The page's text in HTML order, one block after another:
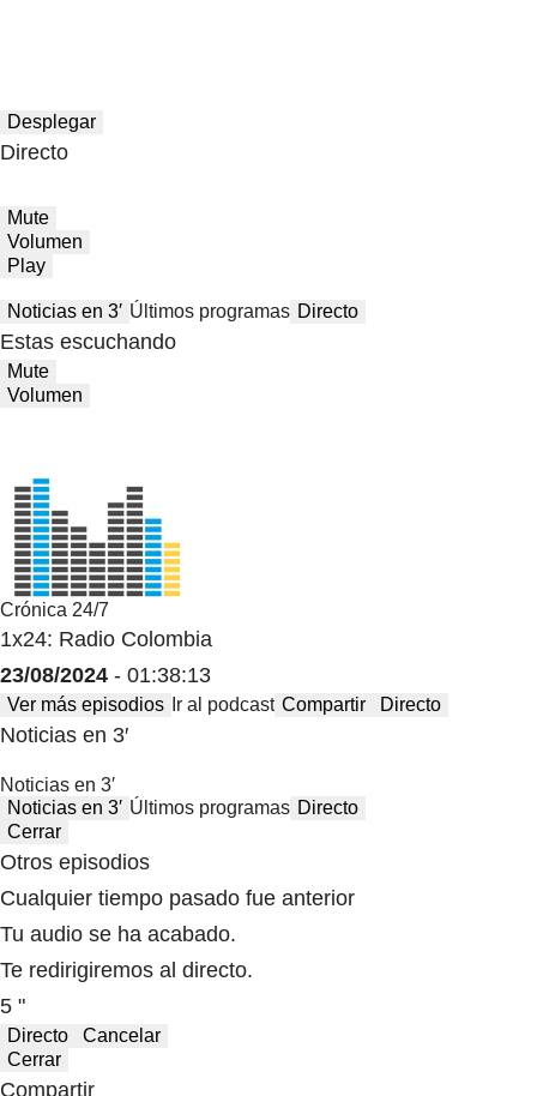
Desplegar
Directo
Mute
Volumen
Play
Noticias en 3′ Últimos programas Directo
Estas escuchando
Mute
Volumen
Crónica 24/7
1x24: Radio Colombia
23/08/2024 - 01:38:13
Ver más episodios Ir al podcast Compartir Directo
Noticias en 3′
Noticias en 3′
Noticias en 3′ Últimos programas Directo
Cerrar
Otros episodios
Cualquier tiempo pasado fue anterior
Tu audio se ha acabado.
Te redirigiremos al directo.
5 "
Directo
Cancelar
Cerrar
Compartir